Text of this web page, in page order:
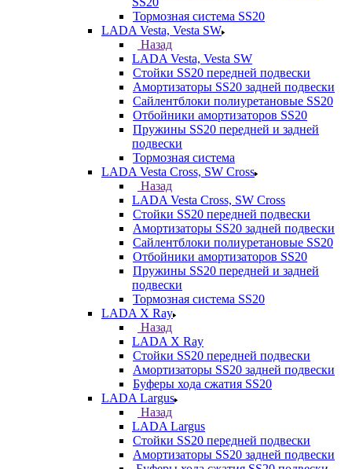
Тормозная система SS20
LADA Vesta, Vesta SW
Назад
LADA Vesta, Vesta SW
Стойки SS20 передней подвески
Амортизаторы SS20 задней подвески
Сайлентблоки полиуретановые SS20
Отбойники амортизаторов SS20
Пружины SS20 передней и задней
подвески
Тормозная система
LADA Vesta Cross, SW Cross
Назад
LADA Vesta Cross, SW Cross
Стойки SS20 передней подвески
Амортизаторы SS20 задней подвески
Сайлентблоки полиуретановые SS20
Отбойники амортизаторов SS20
Пружины SS20 передней и задней
подвески
Тормозная система SS20
LADA X Ray
Назад
LADA X Ray
Стойки SS20 передней подвески
Амортизаторы SS20 задней подвески
Буферы хода сжатия SS20
LADA Largus
Назад
LADA Largus
Стойки SS20 передней подвески
Амортизаторы SS20 задней подвески